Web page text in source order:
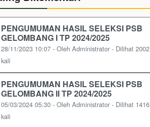
PENGUMUMAN HASIL SELEKSI PSB
GELOMBANG I TP 2024/2025
28/11/2023 10:07 - Oleh Administrator - Dilihat 2002
kali
PENGUMUMAN HASIL SELEKSI PSB
GELOMBANG II TP 2024/2025
05/03/2024 05:30 - Oleh Administrator - Dilihat 1416
kali